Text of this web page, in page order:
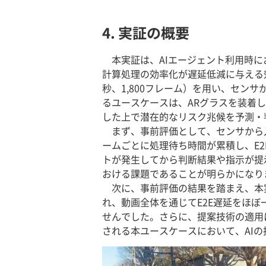
4. 実証の概要
本実証は、AIエージェント利用時
計算処理の効率化が遅延低減に与え
秒、1,800フレーム）を用い、センサ
るユースケースは、ARグラスを装着
した上で潜在的なリスク兆候を予測
まず、事前評価として、センサか
ームごとに処理待ち時間が累積し、
トが発生してから判断結果や指示が
おける課題であることが明らかにな
次に、事前評価の結果を踏まえ、
れ、動画全体を通じてE2E遅延をほ
せんでした。さらに、提案技術の適
される本ユースケースにおいて、AI